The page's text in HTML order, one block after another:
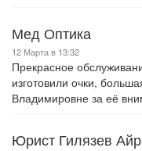
Мед Оптика
12 Марта в 13:32
Прекрасное
изготовили очки,
Владимировне за её
Юрист Гилязев